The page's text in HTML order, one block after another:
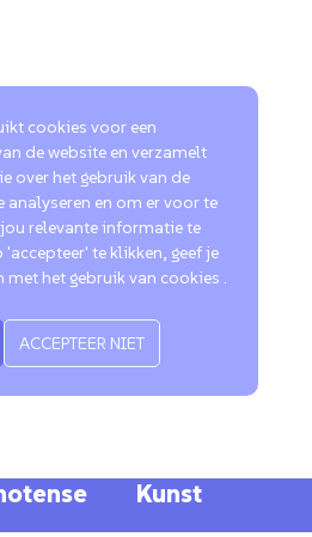
cookies voor een
de website en verzamelt
over het gebruik van de
analyseren en om er voor te
relevante informatie te
te klikken, geef je
het gebruik van cookies .
ACCEPTEER NIET
Kunst